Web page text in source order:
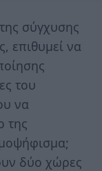
σύγχυσης
επιθυμεί να
του
να
της
δύο χώρες